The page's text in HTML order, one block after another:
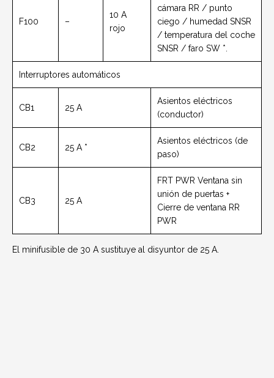
F100 –
10 A
rojo
cámara RR / punto
ciego / humedad SNSR
/ temperatura del coche
SNSR / faro SW *.
Interruptores automáticos
CB1 25 A
Asientos eléctricos
(conductor)
CB2 25 A *
Asientos eléctricos (de
paso)
CB3 25 A
FRT PWR Ventana sin
unión de puertas +
Cierre de ventana RR
PWR
El minifusible de 30 A sustituye al disyuntor de 25 A.